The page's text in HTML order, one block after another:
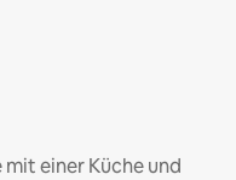
einer Küche und